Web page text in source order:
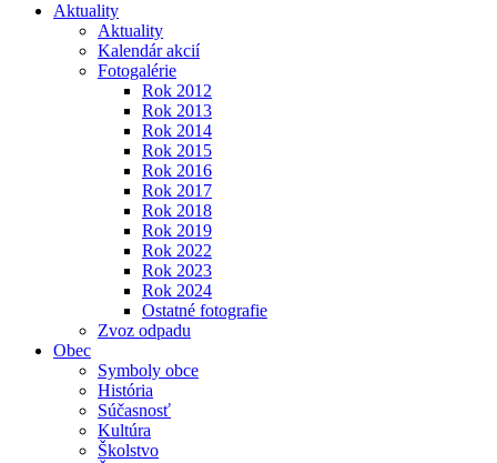
Aktuality
Aktuality
Kalendár akcií
Fotogalérie
Rok 2012
Rok 2013
Rok 2014
Rok 2015
Rok 2016
Rok 2017
Rok 2018
Rok 2019
Rok 2022
Rok 2023
Rok 2024
Ostatné fotografie
Zvoz odpadu
Obec
Symboly obce
História
Súčasnosť
Kultúra
Školstvo